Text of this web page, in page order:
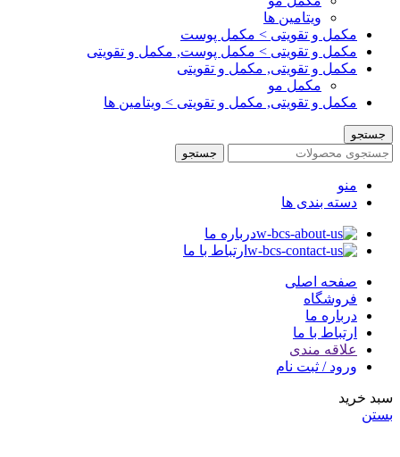
ویتامین ها
مکمل و تقویتی > مکمل پوست
مکمل و تقویتی > مکمل پوست, مکمل و تقویتی
مکمل و تقویتی, مکمل و تقویتی
مکمل مو
مکمل و تقویتی, مکمل و تقویتی > ویتامین ها
جستجو
جستجو
منو
دسته بندی ها
درباره ما
ارتباط با ما
صفحه اصلی
فروشگاه
درباره ما
ارتباط با ما
علاقه مندی
ورود / ثبت نام
سبد خرید
بستن